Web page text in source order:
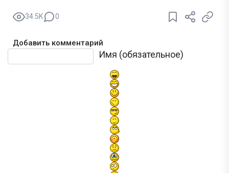
34.5K 0
Добавить комментарий
Имя (обязательное)